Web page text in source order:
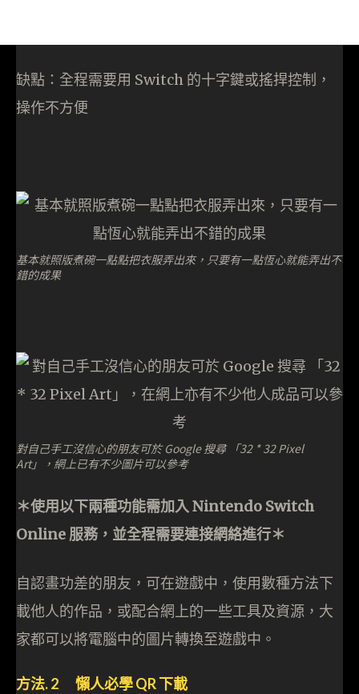
缺點：全程需要用 Switch 的十字鍵或搖捍控制，
操作不方便
基本就照版煮碗一點點把衣服弄出來，只要有一點恆心就能弄出不
錯的成果
對自己手工沒信心的朋友可於 Google 搜尋 「32 * 32 Pixel
Art」，網上已有不少圖片可以參考
＊使用以下兩種功能需加入 Nintendo Switch
Online 服務，並全程需要連接網絡進行＊
自認畫功差的朋友，可在遊戲中，使用數種方法下
載他人的作品，或配合網上的一些工具及資源，大
家都可以將電腦中的圖片轉換至遊戲中。
方法. 2 懶人必學 QR 下載